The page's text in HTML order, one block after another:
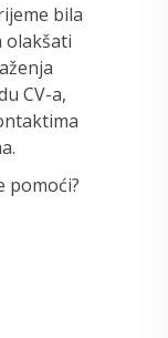
bila
olakšati
CV-a,
pomoći?